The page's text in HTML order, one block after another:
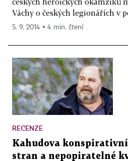
Váchy o českých legionářích v
5. 9. 2014 ▪ 4 min. čtení
RECENZE
Kahudova konspirativní
stran a nepopiratelné